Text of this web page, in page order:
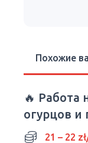
Похожие
🔥 Работа
огурцов и
21 – 22